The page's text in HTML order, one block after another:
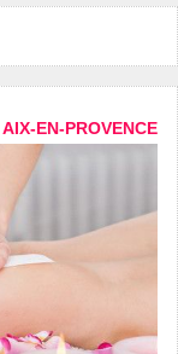
AIX-EN-PROVENCE